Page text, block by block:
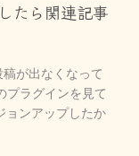
たら関連記事
が出なくなって
プラグインを見て
ョンアップしたか